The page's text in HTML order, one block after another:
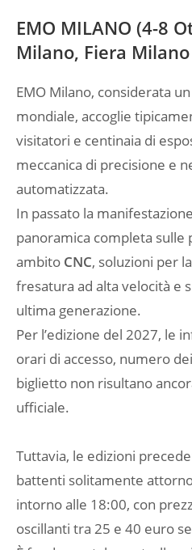
EMO MILANO (4-8
Milano, Fiera Milano
EMO Milano, considerata
mondiale, accoglie
visitatori e centinaia di
meccanica di precisione e
automatizzata.
In passato la
panoramica completa sulle
ambito CNC, soluzioni per
fresatura ad alta velocità e
ultima generazione.
Per l’edizione del 2027, le
orari di accesso, numero
biglietto non risultano
ufficiale.
Tuttavia, le edizioni
battenti solitamente
intorno alle 18:00, con
oscillanti tra 25 e 40 euro